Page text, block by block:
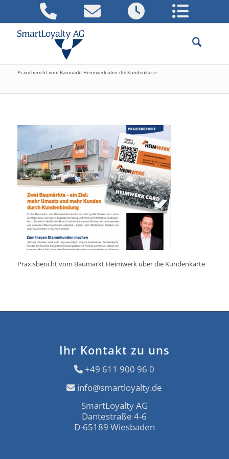
Praxisbericht vom Baumarkt Heimwerk über die Kundenkarte
Praxisbericht vom Baumarkt Heimwerk über die Kundenkarte
Ihr Kontakt zu uns
+49 611 900 96 0
info@smartloyalty.de
SmartLoyalty AG
Dantestraße 4-6
D-65189 Wiesbaden